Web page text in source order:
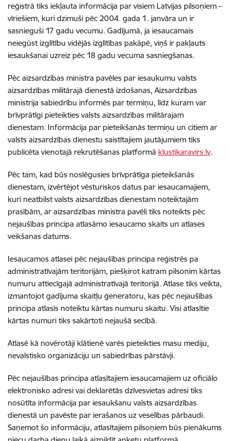
reģistrā tiks iekļauta informācija par visiem Latvijas pilsoņiem –
vīriešiem, kuri dzimuši pēc 2004. gada 1. janvāra un ir
sasnieguši 17 gadu vecumu. Gadījumā, ja iesaucamais
neiegūst izglītību vidējās izglītības pakāpē, viņš ir pakļauts
iesaukšanai uzreiz pēc 18 gadu vecuma sasniegšanas.
Pēc aizsardzības ministra pavēles par iesaukumu valsts
aizsardzības militārajā dienestā izdošanas, Aizsardzības
ministrija sabiedrību informēs par termiņu, līdz kuram var
brīvprātīgi pieteikties valsts aizsardzības militārajam
dienestam. Informācija par pieteikšanās termiņu un citiem ar
valsts aizsardzības dienestu saistītajiem jautājumiem tiks
publicēta vienotajā rekrutēšanas platformā klustikaravirs.lv.
Pēc tam, kad būs noslēgusies brīvprātīga pieteikšanās
dienestam, izvērtējot vēsturiskos datus par iesaucamajiem,
kuri neatbilst valsts aizsardzības dienestam noteiktajām
prasībām, ar aizsardzības ministra pavēli tiks noteikts pēc
nejaušības principa atlasāmo iesaucamo skaits un atlases
veikšanas datums.
Iesaucamos atlasei pēc nejaušības principa reģistrēs pa
administratīvajām teritorijām, piešķirot katram pilsonim kārtas
numuru attiecīgajā administratīvajā teritorijā. Atlase tiks veikta,
izmantojot gadījuma skaitļu ģeneratoru, kas pēc nejaušības
principa atlasīs noteiktu kārtas numuru skaitu. Visi atlasītie
kārtas numuri tiks sakārtoti nejaušā secībā.
Atlasē kā novērotāji klātienē varēs pieteikties masu mediju,
nevalstisko organizāciju un sabiedrības pārstāvji.
Pēc nejaušības principa atlasītajiem iesaucamajiem uz oficiālo
elektronisko adresi vai deklarētās dzīvesvietas adresi tiks
nosūtīta informācija par iesaukšanu valsts aizsardzības
dienestā un pavēste par ierašanos uz veselības pārbaudi.
Saņemot šo informāciju, atlasītajiem pilsoņiem būs pienākums